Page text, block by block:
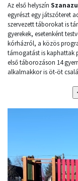
Az első helyszín
egyrészt egy játszóteret
szervezett táborokat is
gyerekek, esetenként
kórházról, a közös
támogatást is kaphattak
első táborozáson 14
alkalmakkor is öt-öt